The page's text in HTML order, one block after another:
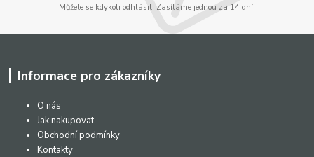
Můžete se kdykoli odhlásit. Zasíláme jednou za 14 dní.
Informace pro zákazníky
O nás
Jak nakupovat
Obchodní podmínky
Kontakty